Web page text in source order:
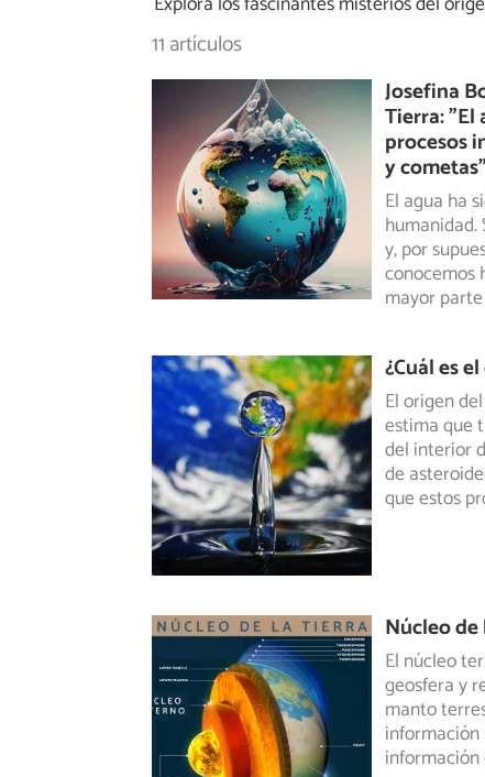
11 artículos
Josefina
Tierra: "El
procesos
y cometas"
El agua ha
y, por
conocemos
mayor
¿Cuál es
El origen
estima que
del interior
de
que estos
Núcleo
El núcleo
geosfera y
manto